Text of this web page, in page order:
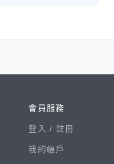
會員服務
登入 / 註冊
我的帳戶